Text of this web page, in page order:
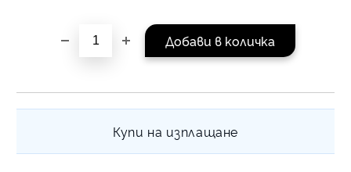
Купи на изплащане